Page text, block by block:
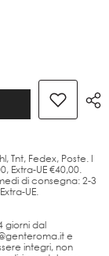
Tnt, Fedex, Poste. I
Extra-UE €40,00.
di consegna: 2-3
UE.
giorni dal
e
integri, non